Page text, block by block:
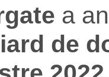
a
de